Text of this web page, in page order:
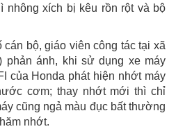
nhông xích bị kêu rồn rột và bộ
cán bộ, giáo viên công tác tại xã
phản ánh, khi sử dụng xe máy
của Honda phát hiện nhớt máy
cơm; thay nhớt mới thì chỉ
cũng ngả màu đục bất thường
nhớt.